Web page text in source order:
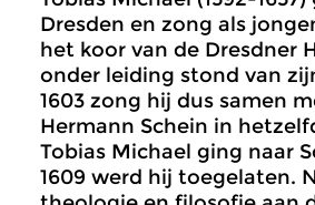
Dresden en zong als
het koor van de Dresdner
onder leiding stond van
1603 zong hij dus samen
Hermann Schein in
Tobias Michael ging naar
1609 werd hij toegelaten.